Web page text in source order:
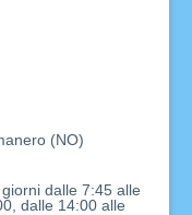
(NO)
dalle 7:45 alle
dalle 14:00 alle